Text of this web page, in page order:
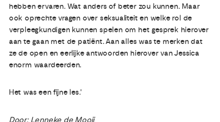
hebben ervaren. Wat anders of beter zou kunnen. Maar
ook oprechte vragen over seksualiteit en welke rol de
verpleegkundigen kunnen spelen om het gesprek hierover
aan te gaan met de patiënt. Aan alles was te merken dat
ze de open en eerlijke antwoorden hierover van Jessica
enorm waardeerden.
Het was een fijne les.'
Door: Lenneke de Mooij